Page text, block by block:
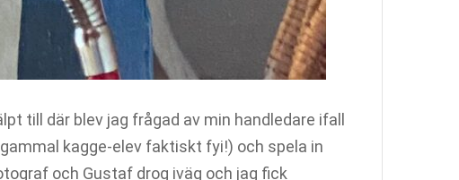
till där blev jag frågad av min handledare ifall
kagge-elev faktiskt fyi!) och spela in
och Gustaf drog iväg och jag fick